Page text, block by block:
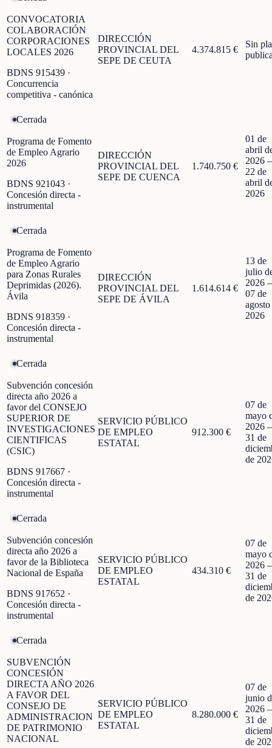
CONVOCATORIA
COLABORACIÓN
CORPORACIONES
LOCALES 2026
BDNS 915439 ·
Concurrencia
competitiva - canónica
DIRECCIÓN
PROVINCIAL DEL
SEPE DE CEUTA
4.374.815 €
Sin
Cerrada
Programa de Fomento
de Empleo Agrario
2026
BDNS 921043 ·
Concesión directa -
instrumental
DIRECCIÓN
PROVINCIAL DEL
SEPE DE CUENCA
1.740.750 €
01 de
abril
2026
22 de
abril
2026
Cerrada
Programa de Fomento
de Empleo Agrario
para Zonas Rurales
Deprimidas (2026).
Ávila
BDNS 918359 ·
Concesión directa -
instrumental
DIRECCIÓN
PROVINCIAL DEL
SEPE DE ÁVILA
1.614.614 €
13 de
julio
2026
07 de
agosto
2026
Cerrada
Subvención concesión
directa año 2026 a
favor del CONSEJO
SUPERIOR DE
INVESTIGACIONES
CIENTIFICAS
(CSIC)
BDNS 917667 ·
Concesión directa -
instrumental
SERVICIO PÚBLICO
DE EMPLEO
ESTATAL
912.300 €
07 de
mayo
2026
31 de
de
Cerrada
Subvención concesión
directa año 2026 a
favor de la Biblioteca
Nacional de España
BDNS 917652 ·
Concesión directa -
instrumental
SERVICIO PÚBLICO
DE EMPLEO
ESTATAL
434.310 €
07 de
mayo
2026
31 de
de
Cerrada
SUBVENCIÓN
CONCESIÓN
DIRECTA AÑO 2026
A FAVOR DEL
CONSEJO DE
ADMINISTRACION
DE PATRIMONIO
NACIONAL
SERVICIO PÚBLICO
DE EMPLEO
ESTATAL
8.280.000 €
07 de
junio
2026
31 de
de